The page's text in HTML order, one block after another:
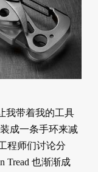
我带着我的工具
成一条手环来减
程师们讨论分
Tread 也渐渐成